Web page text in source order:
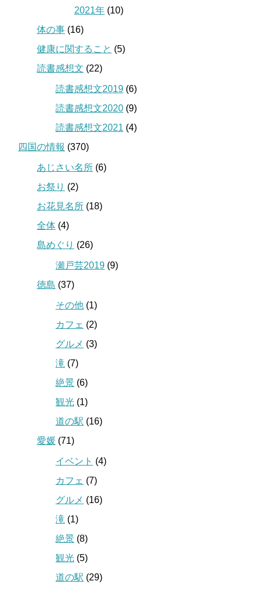
2021年 (10)
体の事 (16)
健康に関すること (5)
読書感想文 (22)
読書感想文2019 (6)
読書感想文2020 (9)
読書感想文2021 (4)
四国の情報 (370)
あじさい名所 (6)
お祭り (2)
お花見名所 (18)
全体 (4)
島めぐり (26)
瀬戸芸2019 (9)
徳島 (37)
その他 (1)
カフェ (2)
グルメ (3)
滝 (7)
絶景 (6)
観光 (1)
道の駅 (16)
愛媛 (71)
イベント (4)
カフェ (7)
グルメ (16)
滝 (1)
絶景 (8)
観光 (5)
道の駅 (29)